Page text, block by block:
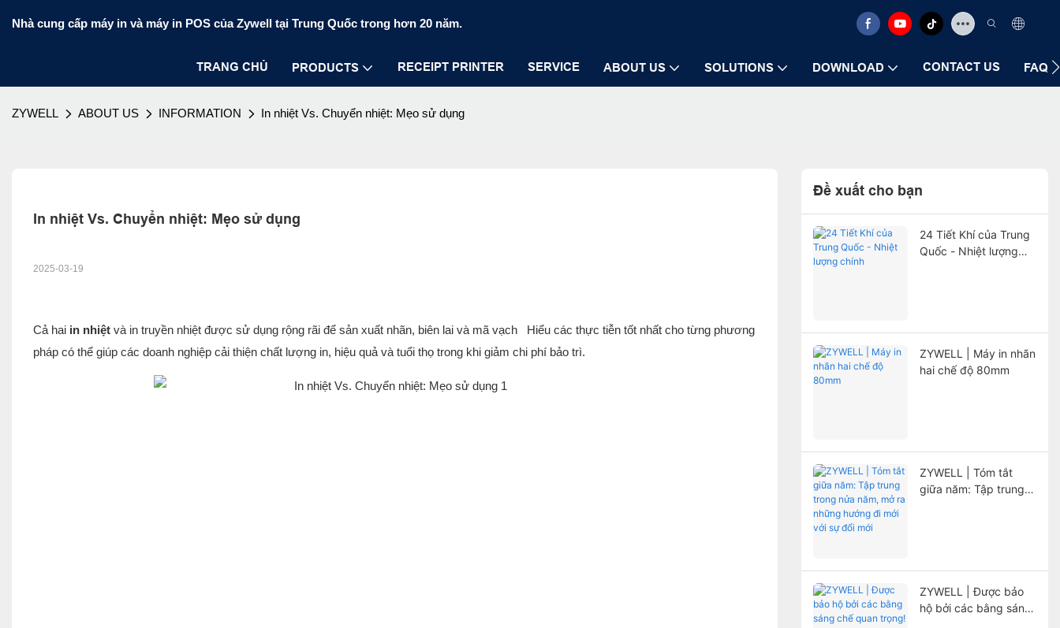
Nhà cung cấp máy in và máy in POS của Zywell tại Trung Quốc trong hơn 20 năm.
TRANG CHỦ PRODUCTS RECEIPT PRINTER SERVICE ABOUT US SOLUTIONS DOWNLOAD CONTACT US FAQ
ZYWELL ABOUT US INFORMATION In nhiệt Vs. Chuyển nhiệt: Mẹo sử dụng
In nhiệt Vs. Chuyển nhiệt: Mẹo sử dụng
2025-03-19
Cả hai in nhiệt và in truyền nhiệt được sử dụng rộng rãi để sản xuất nhãn, biên lai và mã vạch Hiểu các thực tiễn tốt nhất cho từng phương
pháp có thể giúp các doanh nghiệp cải thiện chất lượng in, hiệu quả và tuổi thọ trong khi giảm chi phí bảo trì.
Đề xuất cho bạn
24 Tiết Khí của Trung
Quốc - Nhiệt lượng
ZYWELL | Máy in nhãn
hai chế độ 80mm
ZYWELL | Tóm tắt
giữa năm: Tập trung
ZYWELL | Được bảo
hộ bởi các bằng sáng